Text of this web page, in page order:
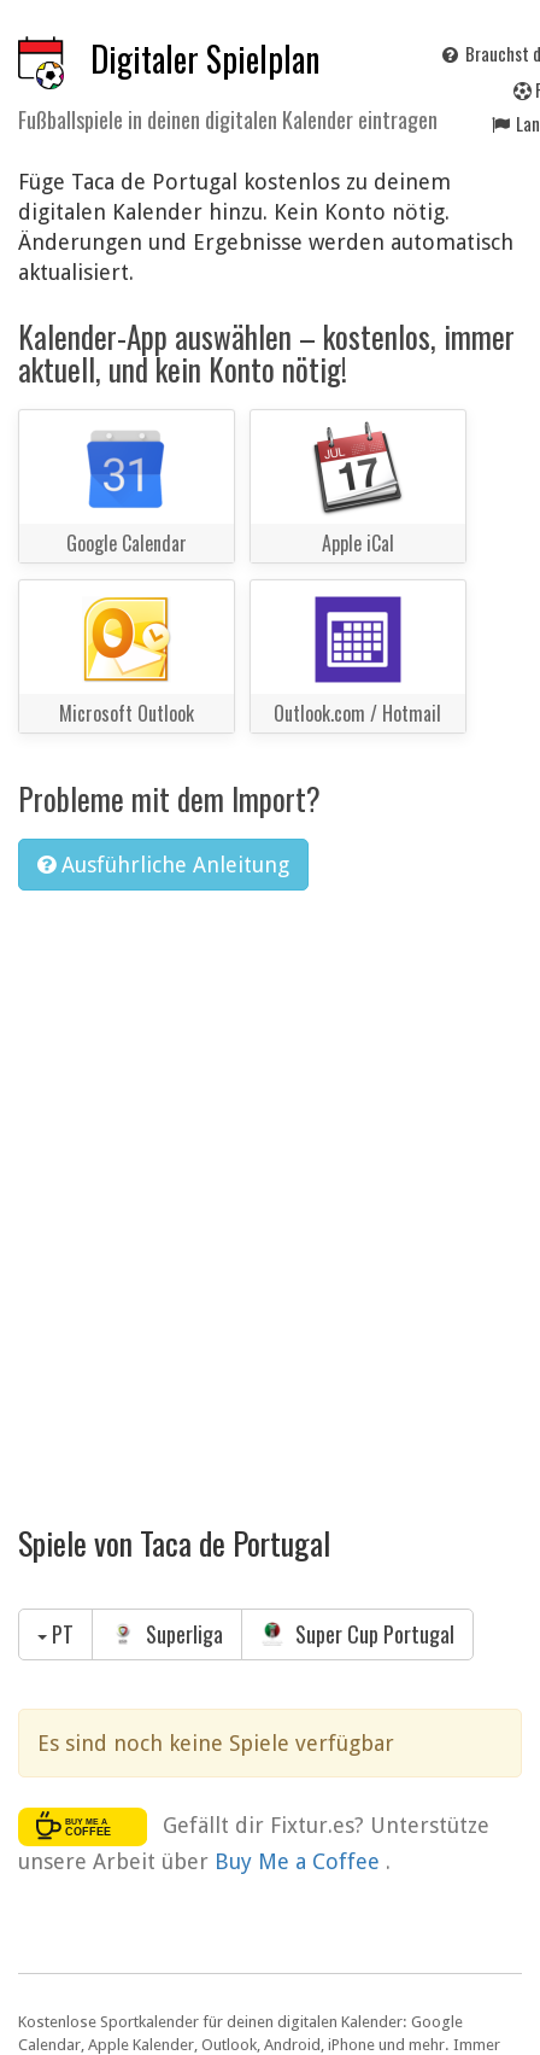
Digitaler Spielplan
Fußballspiele in deinen digitalen Kalender eintragen
Brauchst
Füge Taca de Portugal kostenlos zu deinem
digitalen Kalender hinzu. Kein Konto nötig.
Änderungen und Ergebnisse werden automatisch
aktualisiert.
Kalender-App auswählen – kostenlos, immer
aktuell, und kein Konto nötig!
Google Calendar Apple iCal
Microsoft Outlook Outlook.com / Hotmail
Probleme mit dem Import?
Ausführliche Anleitung
Spiele von Taca de Portugal
PT Superliga Super Cup Portugal
Es sind noch keine Spiele verfügbar
Gefällt dir Fixtur.es? Unterstütze
unsere Arbeit über Buy Me a Coffee .
Kostenlose Sportkalender für deinen digitalen Kalender: Google
Calendar, Apple Kalender, Outlook, Android, iPhone und mehr. Immer